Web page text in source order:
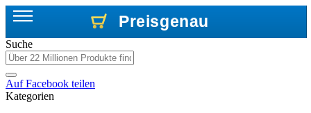
Preisgenau
Preisgenau
Preisgenau
Suche
AufFacebook teilen
Kategorien